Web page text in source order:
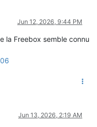
Jun 12, 2026, 9:44 PM
la Freebox semble connu
Jun 13, 2026, 2:19 AM